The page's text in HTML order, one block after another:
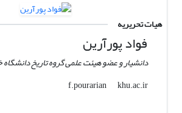
هیات تحریریه
فواد پورآرین
دانشیار و عضو هیئت علمی گروه تاریخ
f.pourarian
khu.ac.ir